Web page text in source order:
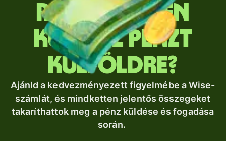
Rendszeresen
küldesz pénzt
külföldre?
Ajánld a kedvezményezett figyelmébe a Wise-
számlát, és mindketten jelentős összegeket
takaríthattok meg a pénz küldése és fogadása
során.